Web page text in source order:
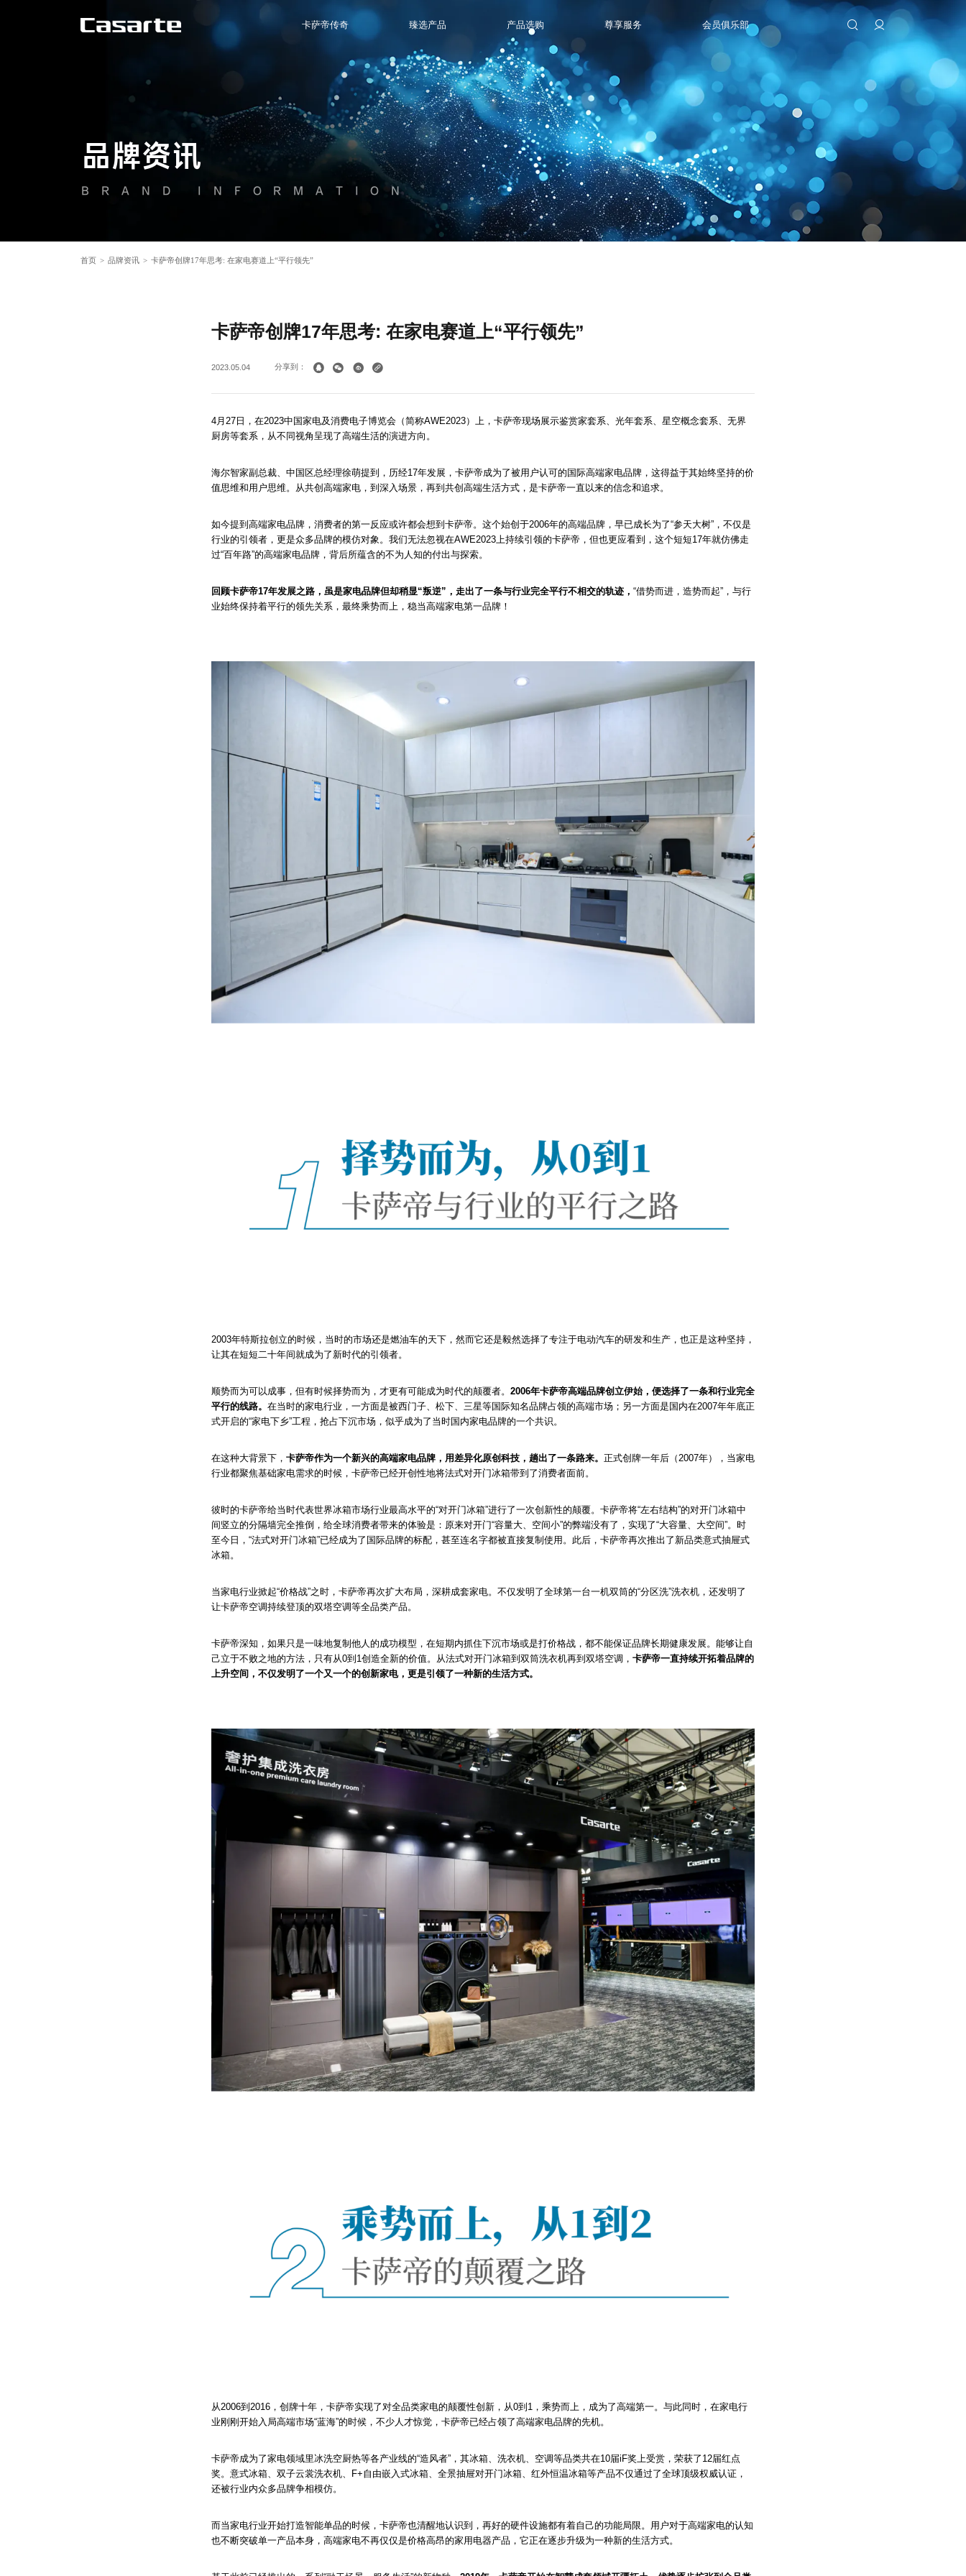
卡萨帝传奇 臻选产品 产品选购 尊享服务 会员俱乐部
品牌资讯
BRAND INFORMATION
首页 > 品牌资讯 > 卡萨帝创牌17年思考: 在家电赛道上“平行领先”
卡萨帝创牌17年思考: 在家电赛道上“平行领先”
2023.05.04 分享到：
4月27日，在2023中国家电及消费电子博览会（简称AWE2023）上，卡萨帝现场展示鉴赏家套系、光年套系、星空概念套系、无界
厨房等套系，从不同视角呈现了高端生活的演进方向。
海尔智家副总裁、中国区总经理徐萌提到，历经17年发展，卡萨帝成为了被用户认可的国际高端家电品牌，这得益于其始终坚持的价
值思维和用户思维。从共创高端家电，到深入场景，再到共创高端生活方式，是卡萨帝一直以来的信念和追求。
如今提到高端家电品牌，消费者的第一反应或许都会想到卡萨帝。这个始创于2006年的高端品牌，早已成长为了“参天大树”，不仅是
行业的引领者，更是众多品牌的模仿对象。我们无法忽视在AWE2023上持续引领的卡萨帝，但也更应看到，这个短短17年就仿佛走
过“百年路”的高端家电品牌，背后所蕴含的不为人知的付出与探索。
回顾卡萨帝17年发展之路，虽是家电品牌但却稍显“叛逆”，走出了一条与行业完全平行不相交的轨迹， “借势而进，造势而起”，与行
业始终保持着平行的领先关系，最终乘势而上，稳当高端家电第一品牌！
2003年特斯拉创立的时候，当时的市场还是燃油车的天下，然而它还是毅然选择了专注于电动汽车的研发和生产，也正是这种坚持，
让其在短短二十年间就成为了新时代的引领者。
顺势而为可以成事，但有时候择势而为，才更有可能成为时代的颠覆者。 2006年卡萨帝高端品牌创立伊始，便选择了一条和行业完全
平行的线路。 在当时的家电行业，一方面是被西门子、松下、三星等国际知名品牌占领的高端市场；另一方面是国内在2007年年底正
式开启的“家电下乡”工程，抢占下沉市场，似乎成为了当时国内家电品牌的一个共识。
在这种大背景下， 卡萨帝作为一个新兴的高端家电品牌，用差异化原创科技，趟出了一条路来。
正式创牌一年后（2007年），当家电
行业都聚焦基础家电需求的时候，卡萨帝已经开创性地将法式对开门冰箱带到了消费者面前。
彼时的卡萨帝给当时代表世界冰箱市场行业最高水平的“对开门冰箱”进行了一次创新性的颠覆。卡萨帝将“左右结构”的对开门冰箱中
间竖立的分隔墙完全推倒，给全球消费者带来的体验是：原来对开门“容量大、空间小”的弊端没有了，实现了“大容量、大空间”。时
至今日，“法式对开门冰箱”已经成为了国际品牌的标配，甚至连名字都被直接复制使用。此后，卡萨帝再次推出了新品类意式抽屉式
冰箱。
当家电行业掀起“价格战”之时，卡萨帝再次扩大布局，深耕成套家电。不仅发明了全球第一台一机双筒的“分区洗”洗衣机，还发明了
让卡萨帝空调持续登顶的双塔空调等全品类产品。
卡萨帝深知，如果只是一味地复制他人的成功模型，在短期内抓住下沉市场或是打价格战，都不能保证品牌长期健康发展。能够让自
己立于不败之地的方法，只有从0到1创造全新的价值。从法式对开门冰箱到双筒洗衣机再到双塔空调， 卡萨帝一直持续开拓着品牌的
上升空间，不仅发明了一个又一个的创新家电，更是引领了一种新的生活方式。
从2006到2016，创牌十年，卡萨帝实现了对全品类家电的颠覆性创新，从0到1，乘势而上，成为了高端第一。与此同时，在家电行
业刚刚开始入局高端市场“蓝海”的时候，不少人才惊觉，卡萨帝已经占领了高端家电品牌的先机。
卡萨帝成为了家电领域里冰洗空厨热等各产业线的“造风者”，其冰箱、洗衣机、空调等品类共在10届iF奖上受赏，荣获了12届红点
奖。意式冰箱、双子云裳洗衣机、F+自由嵌入式冰箱、全景抽屉对开门冰箱、红外恒温冰箱等产品不仅通过了全球顶级权威认证，
还被行业内众多品牌争相模仿。
而当家电行业开始打造智能单品的时候，卡萨帝也清醒地认识到，再好的硬件设施都有着自己的功能局限。用户对于高端家电的认知
也不断突破单一产品本身，高端家电不再仅仅是价格高昂的家用电器产品，它正在逐步升级为一种新的生活方式。